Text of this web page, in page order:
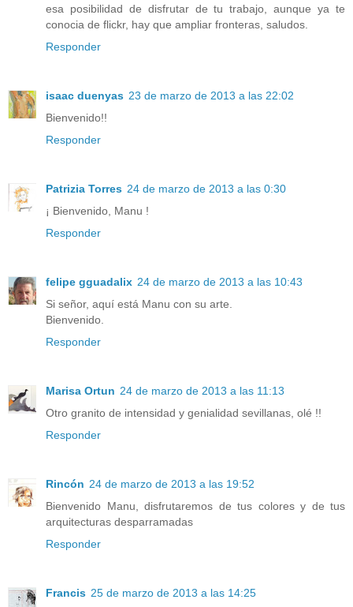
esa posibilidad de disfrutar de tu trabajo, aunque ya te
conocia de flickr, hay que ampliar fronteras, saludos.
Responder
isaac duenyas 23 de marzo de 2013 a las 22:02
Bienvenido!!
Responder
Patrizia Torres 24 de marzo de 2013 a las 0:30
¡ Bienvenido, Manu !
Responder
felipe gguadalix 24 de marzo de 2013 a las 10:43
Si señor, aquí está Manu con su arte.
Bienvenido.
Responder
Marisa Ortun 24 de marzo de 2013 a las 11:13
Otro granito de intensidad y genialidad sevillanas, olé !!
Responder
Rincón 24 de marzo de 2013 a las 19:52
Bienvenido Manu, disfrutaremos de tus colores y de tus
arquitecturas desparramadas
Responder
Francis 25 de marzo de 2013 a las 14:25